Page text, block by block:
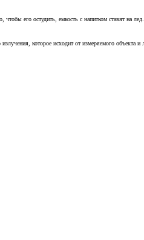
его остудить, емкость с напитком ставят на
которое исходит от измеряемого объекта